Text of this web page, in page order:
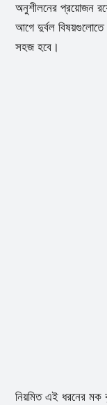
অনুশীলনের প্রয়োজন
আগে দুর্বল
সহজ হবে।
নিয়মিত এই ধরনের